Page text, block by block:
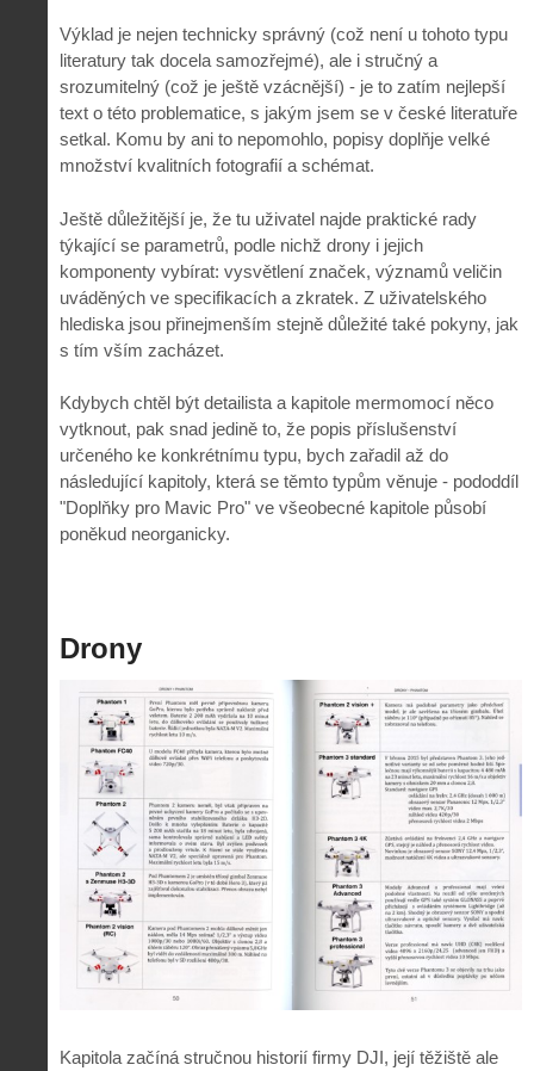
Výklad je nejen technicky správný (což není u tohoto typu
literatury tak docela samozřejmé), ale i stručný a
srozumitelný (což je ještě vzácnější) - je to zatím nejlepší
text o této problematice, s jakým jsem se v české literatuře
setkal. Komu by ani to nepomohlo, popisy doplňje velké
množství kvalitních fotografií a schémat.
Ještě důležitější je, že tu uživatel najde praktické rady
týkající se parametrů, podle nichž drony i jejich
komponenty vybírat: vysvětlení značek, významů veličin
uváděných ve specifikacích a zkratek. Z uživatelského
hlediska jsou přinejmenším stejně důležité také pokyny, jak
s tím vším zacházet.
Kdybych chtěl být detailista a kapitole mermomocí něco
vytknout, pak snad jedině to, že popis příslušenství
určeného ke konkrétnímu typu, bych zařadil až do
následující kapitoly, která se těmto typům věnuje - pododdíl
"Doplňky pro Mavic Pro" ve všeobecné kapitole působí
poněkud neorganicky.
Drony
Kapitola začíná stručnou historií firmy DJI, její těžiště ale